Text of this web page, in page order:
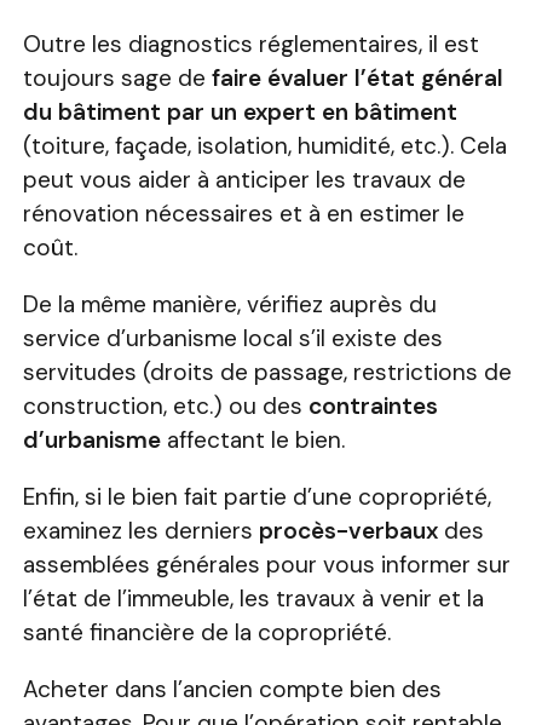
Outre les diagnostics réglementaires, il est
toujours sage defaire évaluer l’état général
du bâtiment par un expert en bâtiment
(toiture, façade, isolation, humidité, etc.). Cela
peut vous aider à anticiper les travaux de
rénovation nécessaires et à en estimer le
coût.
De la même manière, vérifiez auprès du
service d’urbanisme local s’il existe des
servitudes (droits de passage, restrictions de
construction, etc.) ou des contraintes
d’urbanisme affectant le bien.
Enfin, si le bien fait partie d’une copropriété,
examinez les derniers procès-verbaux des
assemblées générales pour vous informer sur
l’état de l’immeuble, les travaux à venir et la
santé financière de la copropriété.
Acheter dans l’ancien compte bien des